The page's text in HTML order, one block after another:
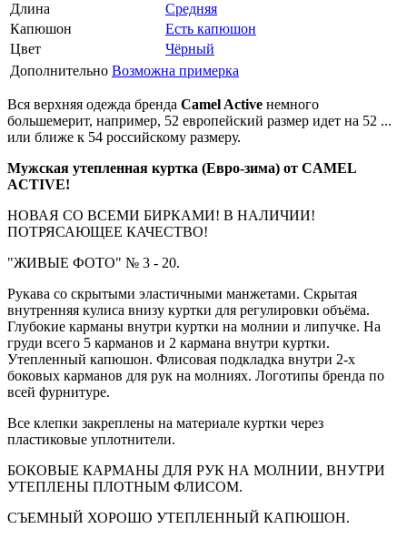
Длина
Средняя
Капюшон
Есть капюшон
Цвет
Чёрный
Дополнительно Возможна примерка
Вся верхняя одежда бренда Camel Active немного
большемерит, например, 52 европейский размер идет на 52 ...
или ближе к 54 российскому размеру.
Мужская утепленная куртка (Евро-зима) от CAMEL
ACTIVE!
НОВАЯ СО ВСЕМИ БИРКАМИ! В НАЛИЧИИ!
ПОТРЯСАЮЩЕЕ КАЧЕСТВО!
"ЖИВЫЕ ФОТО" № 3 - 20.
Рукава со скрытыми эластичными манжетами. Скрытая
внутренняя кулиса внизу куртки для регулировки объёма.
Глубокие карманы внутри куртки на молнии и липучке. На
груди всего 5 карманов и 2 кармана внутри куртки.
Утепленный капюшон. Флисовая подкладка внутри 2-х
боковых карманов для рук на молниях. Логотипы бренда по
всей фурнитуре.
Все клепки закреплены на материале куртки через
пластиковые уплотнители.
БОКОВЫЕ КАРМАНЫ ДЛЯ РУК НА МОЛНИИ, ВНУТРИ
УТЕПЛЕНЫ ПЛОТНЫМ ФЛИСОМ.
СЪЕМНЫЙ ХОРОШО УТЕПЛЕННЫЙ КАПЮШОН.